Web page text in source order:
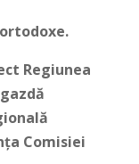
Regiunea
Comisiei